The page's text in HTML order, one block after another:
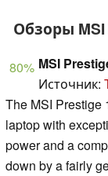
Обзоры MSI
80% MSI
Источник:
The MSI Prestige
laptop with
power and a
down by a fairly